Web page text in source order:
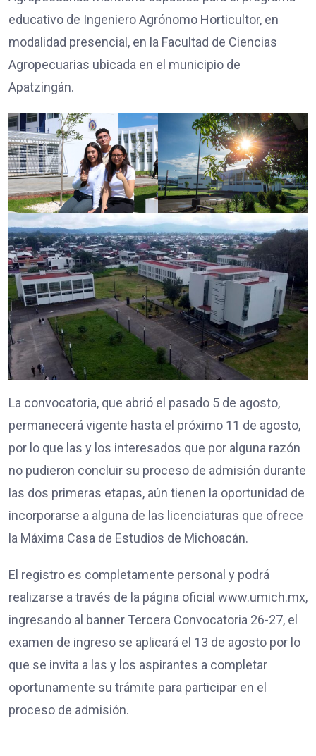
educativo de Ingeniero Agrónomo Horticultor, en
modalidad presencial, en la Facultad de Ciencias
Agropecuarias ubicada en el municipio de
Apatzingán.
La convocatoria, que abrió el pasado 5 de agosto,
permanecerá vigente hasta el próximo 11 de agosto,
por lo que las y los interesados que por alguna razón
no pudieron concluir su proceso de admisión durante
las dos primeras etapas, aún tienen la oportunidad de
incorporarse a alguna de las licenciaturas que ofrece
la Máxima Casa de Estudios de Michoacán.
El registro es completamente personal y podrá
realizarse a través de la página oficial www.umich.mx,
ingresando al banner Tercera Convocatoria 26-27, el
examen de ingreso se aplicará el 13 de agosto por lo
que se invita a las y los aspirantes a completar
oportunamente su trámite para participar en el
proceso de admisión.